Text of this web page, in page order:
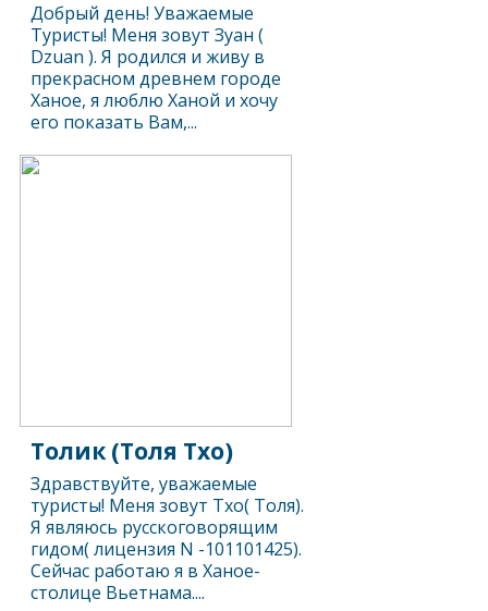
Добрый день! Уважаемые
Туристы! Меня зовут Зуан (
Dzuan ). Я родился и живу в
прекрасном древнем городе
Ханое, я люблю Ханой и хочу
его показать Вам,...
Толик (Толя Тхо)
Здравствуйте, уважаемые
туристы! Меня зовут Тхо( Толя).
Я являюсь русскоговорящим
гидом( лицензия N -101101425).
Сейчас работаю я в Ханое-
столице Вьетнама....